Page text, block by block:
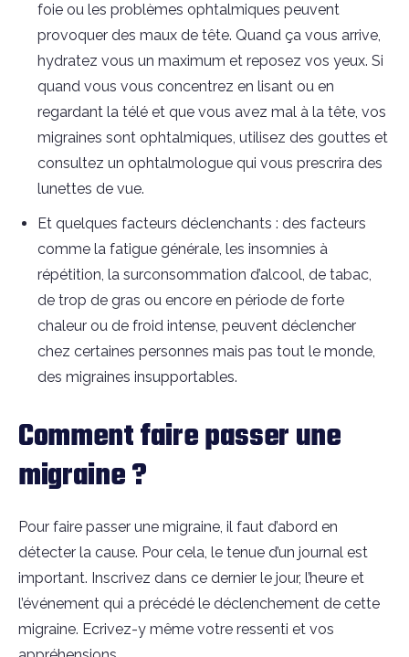
foie ou les problèmes ophtalmiques peuvent
provoquer des maux de tête. Quand ça vous arrive,
hydratez vous un maximum et reposez vos yeux. Si
quand vous vous concentrez en lisant ou en
regardant la télé et que vous avez mal à la tête, vos
migraines sont ophtalmiques, utilisez des gouttes et
consultez un ophtalmologue qui vous prescrira des
lunettes de vue.
Et quelques facteurs déclenchants : des facteurs
comme la fatigue générale, les insomnies à
répétition, la surconsommation d’alcool, de tabac,
de trop de gras ou encore en période de forte
chaleur ou de froid intense, peuvent déclencher
chez certaines personnes mais pas tout le monde,
des migraines insupportables.
Comment faire passer une
migraine ?
Pour faire passer une migraine, il faut d’abord en
détecter la cause. Pour cela, le tenue d’un journal est
important. Inscrivez dans ce dernier le jour, l’heure et
l’événement qui a précédé le déclenchement de cette
migraine. Ecrivez-y même votre ressenti et vos